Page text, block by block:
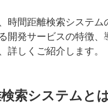
時間距離検索システム
開発サービスの特徴、
詳しくご紹介します。
索システムと